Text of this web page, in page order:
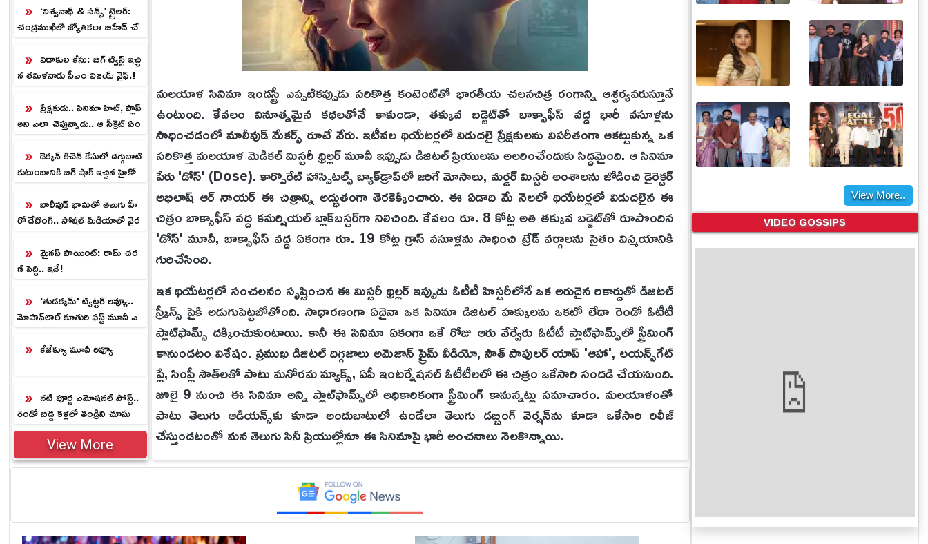
‘విశ్వనాథ్ & సన్స్’ ట్రైలర్:
చంద్రముఖిలో జ్యోతికలా బిహేవ్ చే
విడాకుల కేసు: బిగ్ ట్విస్ట్ ఇచ్చి
న తమిళనాడు సీఎం విజయ్ వైఫ్.!
ప్రేక్షకుడు.. సినిమా హిట్, ప్లాప్
అని ఎలా చెప్తున్నాడు.. ఆ సీక్రెట్ ఏం
డెక్కన్ కిచెన్ కేసులో దగ్గుబాటి
కుటుంబానికి బిగ్ షాక్ ఇచ్చిన హైకో
బాలీవుడ్ భామతో తెలుగు హీ
రో డేటింగ్.. సోష‌ల్ మీడియాలో వైర‌
మైనస్ పాయింట్: రామ్ చర
ణ్ పెద్ది.. ఇదే!
'తుడక్కమ్' ట్విట్టర్ రివ్యూ..
మోహన్‌లాల్ కూతురి ఫస్ట్ మూవీ ఎ
కేజేక్యూ మూవీ రివ్యూ
నటి పూర్ణ ఎమోషనల్ పోస్ట్..
రెండో బిడ్డ కళ్లలో తండ్రిని చూసు
కుంటూ భావోద్వేగం.!
View More
మలయాళ సినిమా ఇండస్ట్రీ ఎప్పటికప్పుడు సరికొత్త కంటెంట్‌తో భారతీయ చలనచిత్ర రంగాన్ని ఆశ్చర్యపరుస్తూనే
ఉంటుంది. కేవలం వినూత్నమైన కథలతోనే కాకుండా, తక్కువ బడ్జెట్‌తో బాక్సాఫీస్ వద్ద భారీ వసూళ్లను
సాధించడంలో మాలీవుడ్ మేకర్స్ రూటే వేరు. ఇటీవల థియేటర్లలో విడుదలై ప్రేక్షకులను విపరీతంగా ఆకట్టుకున్న ఒక
సరికొత్త మలయాళ మెడికల్ మిస్టరీ థ్రిల్లర్ మూవీ ఇప్పుడు డిజిటల్ ప్రియులను అలరించేందుకు సిద్ధమైంది. ఆ సినిమా
పేరు 'డోస్' (Dose). కార్పొరేట్ హాస్పిటల్స్ బ్యాక్‌డ్రాప్‌లో జరిగే మోసాలు, మర్డర్ మిస్టరీ అంశాలను జోడించి డైరెక్టర్
అభిలాష్ ఆర్ నాయర్ ఈ చిత్రాన్ని అద్భుతంగా తెరకెక్కించారు. ఈ ఏడాది మే నెలలో థియేటర్లలో విడుదలైన ఈ
చిత్రం బాక్సాఫీస్ వద్ద కమర్షియల్ బ్లాక్‌బస్టర్‌గా నిలిచింది. కేవలం రూ. 8 కోట్ల అతి తక్కువ బడ్జెట్‌తో రూపొందిన
'డోస్' మూవీ, బాక్సాఫీస్ వద్ద ఏకంగా రూ. 19 కోట్ల గ్రాస్ వసూళ్లను సాధించి ట్రేడ్ వర్గాలను సైతం విస్మయానికి
గురిచేసింది.
ఇక థియేటర్లలో సంచలనం సృష్టించిన ఈ మిస్టరీ థ్రిల్లర్ ఇప్పుడు ఓటీటీ హిస్టరీలోనే ఒక అరుదైన రికార్డుతో డిజిటల్
స్క్రీన్స్ పైకి అడుగుపెట్టబోతోంది. సాధారణంగా ఏదైనా ఒక సినిమా డిజిటల్ హక్కులను ఒకటో లేదా రెండో ఓటీటీ
ప్లాట్‌ఫామ్స్ దక్కించుకుంటాయి. కానీ ఈ సినిమా ఏకంగా ఒకే రోజు ఆరు వేర్వేరు ఓటీటీ ప్లాట్‌ఫామ్స్‌లో స్ట్రీమింగ్
కానుండటం విశేషం. ప్రముఖ డిజిటల్ దిగ్గజాలు అమెజాన్ ప్రైమ్ వీడియో, సౌత్ పాపులర్ యాప్ 'ఆహా', లయన్స్‌గేట్
ప్లే, సింప్లీ సౌత్‌లతో పాటు మనోరమ మ్యాక్స్, ఏపీ ఇంటర్నేషనల్ ఓటీటీలలో ఈ చిత్రం ఒకేసారి సందడి చేయనుంది.
జూలై 9 నుంచి ఈ సినిమా అన్ని ప్లాట్‌ఫామ్స్‌లో అధికారికంగా స్ట్రీమింగ్ కానున్నట్లు సమాచారం. మలయాళంతో
పాటు తెలుగు ఆడియన్స్‌కు కూడా అందుబాటులో ఉండేలా తెలుగు డబ్బింగ్ వెర్షన్‌ను కూడా ఒకేసారి రిలీజ్
చేస్తుండటంతో మన తెలుగు సినీ ప్రియుల్లోనూ ఈ సినిమాపై భారీ అంచనాలు నెలకొన్నాయి.
ఈ సినిమా కథాంశం విషయానికి వస్తే, ప్రతి ఒక్కరినీ ఆలోచింపజేసేలా, వెన్నులో వణుకు పుట్టించేలా ఉంటుంది.
ప్రకాష్ అనే ఒక నిబద్ధత గల యువ డాక్టర్ ఒక ప్రముఖ కార్పొరేట్ హాస్పిటల్‌లో పని చేస్తుంటాడు. అంతా సజావుగానే
సాగుతుందనుకున్న సమయంలో, అతను పనిచేస్తోన్న హాస్పిటల్‌లో ఒకే రకమైన వింత లక్షణాలతో కొందరు పేషెంట్లు
వరుసగా మరణిస్తుంటారు. ఈ అనుమానాస్పద మరణాల వెనక ఏదో పెద్ద కుట్ర ఉందనే విషయాన్ని డాక్టర్ ప్రకాష్
View More..
VIDEO GOSSIPS